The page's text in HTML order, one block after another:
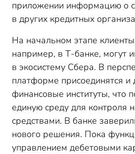
приложении информацию о
в других кредитных
На начальном этапе
например, в Т-банке, могут
в экосистему Сбера. В
платформе присоединятся и
финансовые институты, что
единую среду для контроля
средствами. В банке
нового решения. Пока
управлением дебетовыми